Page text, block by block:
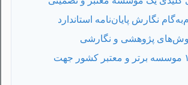
۵. معرفی ۱۰ موسسه برتر و معتبر کشور جهت